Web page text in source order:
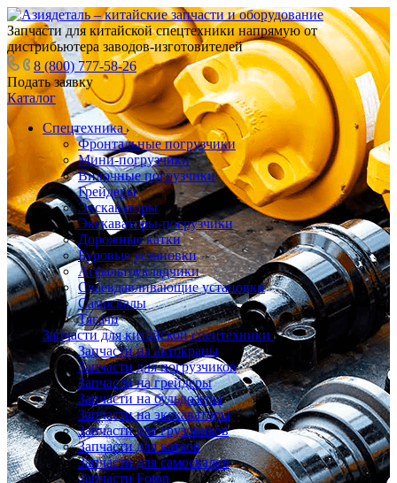
Запчасти для китайской спецтехники напрямую от
дистрибьютера заводов-изготовителей
8 (800) 777-58-26
Подать заявку
Каталог
Спецтехника
Фронтальные погрузчики
Мини-погрузчики
Вилочные погрузчики
Грейдеры
Экскаваторы
Экскаваторы-погрузчики
Дорожные катки
Буровые установки
Асфальтоукладчики
Сваевдавливающие установки
Самосвалы
Тягачи
Запчасти для китайской спецтехники
Запчасти на автокраны
Запчасти для погрузчиков
Запчасти на грейдеры
Запчасти на бульдозеры
Запчасти на экскаваторы
Запчасти для грузовиков
Запчасти для катков
Запчасти для самосвалов
Запчасти Foton